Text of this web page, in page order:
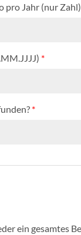
pro Jahr (nur Zahl)
*
*
ein gesamtes